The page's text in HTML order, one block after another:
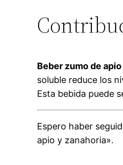
Beber zumo de
soluble reduce los
Esta bebida puede
Espero haber
apio y zanahoria».